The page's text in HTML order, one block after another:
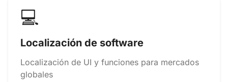
💻
Localización de software
Localización de UI y funciones para mercados
globales